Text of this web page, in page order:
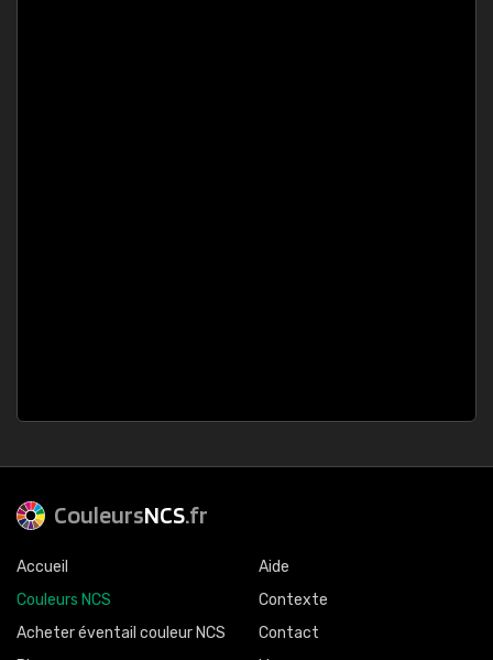
CouleursNCS.fr
Accueil
Couleurs NCS
Acheter éventail couleur NCS
Aide
Contexte
Contact